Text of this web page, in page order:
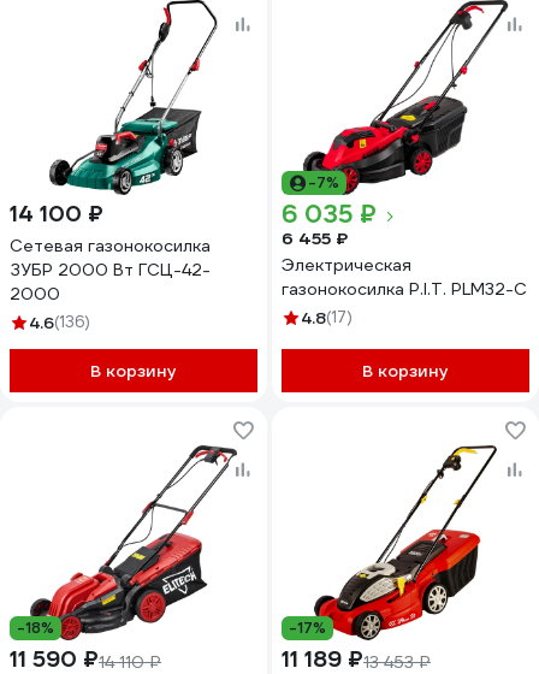
14 100 ₽
Сетевая газонокосилка
ЗУБР 2000 Вт ГСЦ-42-
2000
4.6(136)
В корзину
-7%
6 035 ₽
6 455 ₽
Электрическая
газонокосилка P.I.T. PLM32-C
4.8(17)
В корзину
-18%
11 590 ₽14 110 ₽
-17%
11 189 ₽13 453 ₽